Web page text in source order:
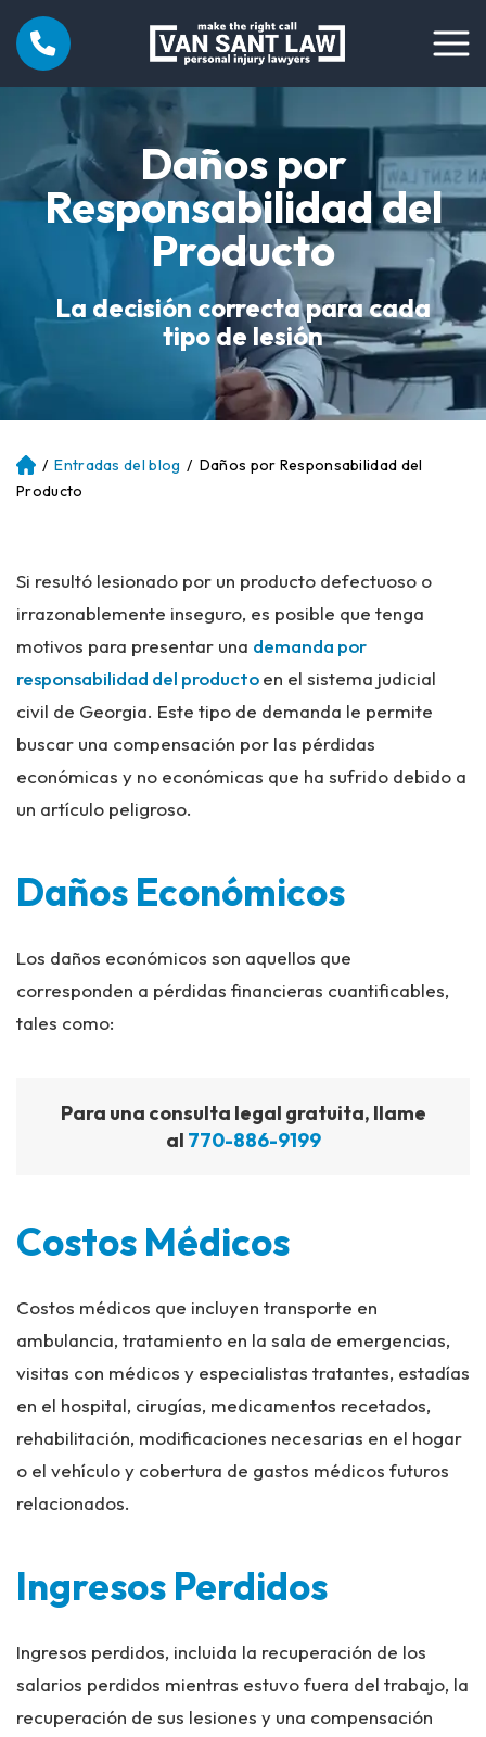
Daños por
Responsabilidad del
Producto
La decisión correcta para cada
tipo de lesión
Ini
ci
/ Entradas del blog / Daños por Responsabilidad del
Producto
Si resultó lesionado por un producto defectuoso o
irrazonablemente inseguro, es posible que tenga
motivos para presentar una demanda por
responsabilidad del productoen el sistema judicial
civil de Georgia. Este tipo de demanda le permite
buscar una compensación por las pérdidas
económicas y no económicas que ha sufrido debido a
un artículo peligroso.
Daños Económicos
Los daños económicos son aquellos que
corresponden a pérdidas financieras cuantificables,
tales como:
Para una consulta legal gratuita, llame
al 770-886-9199
Costos Médicos
Costos médicos que incluyen transporte en
ambulancia, tratamiento en la sala de emergencias,
visitas con médicos y especialistas tratantes, estadías
en el hospital, cirugías, medicamentos recetados,
rehabilitación, modificaciones necesarias en el hogar
o el vehículo y cobertura de gastos médicos futuros
relacionados.
Ingresos Perdidos
Ingresos perdidos, incluida la recuperación de los
salarios perdidos mientras estuvo fuera del trabajo, la
recuperación de sus lesiones y una compensación